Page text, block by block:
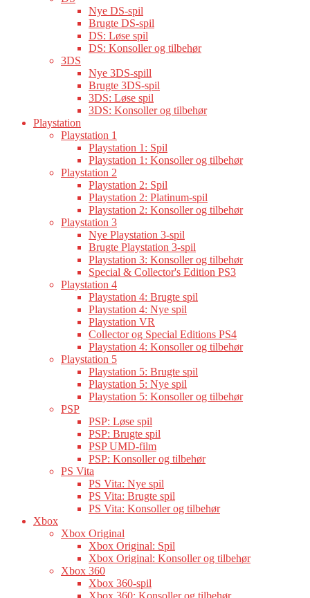
Nye DS-spil
Brugte DS-spil
DS: Løse spil
DS: Konsoller og tilbehør
3DS
Nye 3DS-spill
Brugte 3DS-spil
3DS: Løse spil
3DS: Konsoller og tilbehør
Playstation
Playstation 1
Playstation 1: Spil
Playstation 1: Konsoller og tilbehør
Playstation 2
Playstation 2: Spil
Playstation 2: Platinum-spil
Playstation 2: Konsoller og tilbehør
Playstation 3
Nye Playstation 3-spil
Brugte Playstation 3-spil
Playstation 3: Konsoller og tilbehør
Special & Collector's Edition PS3
Playstation 4
Playstation 4: Brugte spil
Playstation 4: Nye spil
Playstation VR
Collector og Special Editions PS4
Playstation 4: Konsoller og tilbehør
Playstation 5
Playstation 5: Brugte spil
Playstation 5: Nye spil
Playstation 5: Konsoller og tilbehør
PSP
PSP: Løse spil
PSP: Brugte spil
PSP UMD-film
PSP: Konsoller og tilbehør
PS Vita
PS Vita: Nye spil
PS Vita: Brugte spil
PS Vita: Konsoller og tilbehør
Xbox
Xbox Original
Xbox Original: Spil
Xbox Original: Konsoller og tilbehør
Xbox 360
Xbox 360-spil